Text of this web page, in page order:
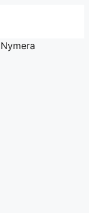
Nymera